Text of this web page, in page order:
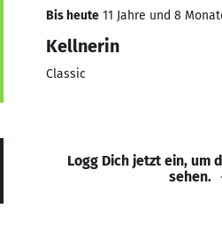
Bis heute 11 Jahre und 8
Kellnerin
Classic
Logg Dich jetzt ein, um
sehen.